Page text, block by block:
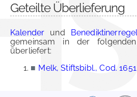
Geteilte Überlieferung
Kalender und
gemeinsam in der folgenden
überliefert:
■ Melk, Stiftsbibl., Cod.